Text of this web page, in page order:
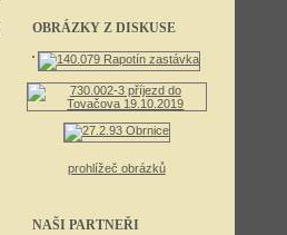
OBRÁZKY Z DISKUSE
prohlížeč obrázků
NAŠI PARTNEŘI